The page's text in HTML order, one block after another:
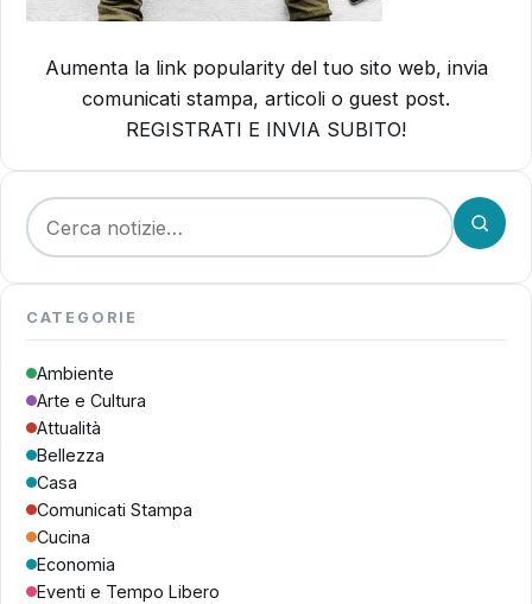
Aumenta la link popularity del tuo sito web, invia
comunicati stampa, articoli o guest post.
REGISTRATI E INVIA SUBITO!
Cerca:
CATEGORIE
Ambiente
Arte e Cultura
Attualità
Bellezza
Casa
Comunicati Stampa
Cucina
Economia
Eventi e Tempo Libero